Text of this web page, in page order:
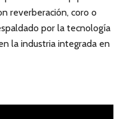
reverberación, coro o
por la tecnología
la industria integrada en